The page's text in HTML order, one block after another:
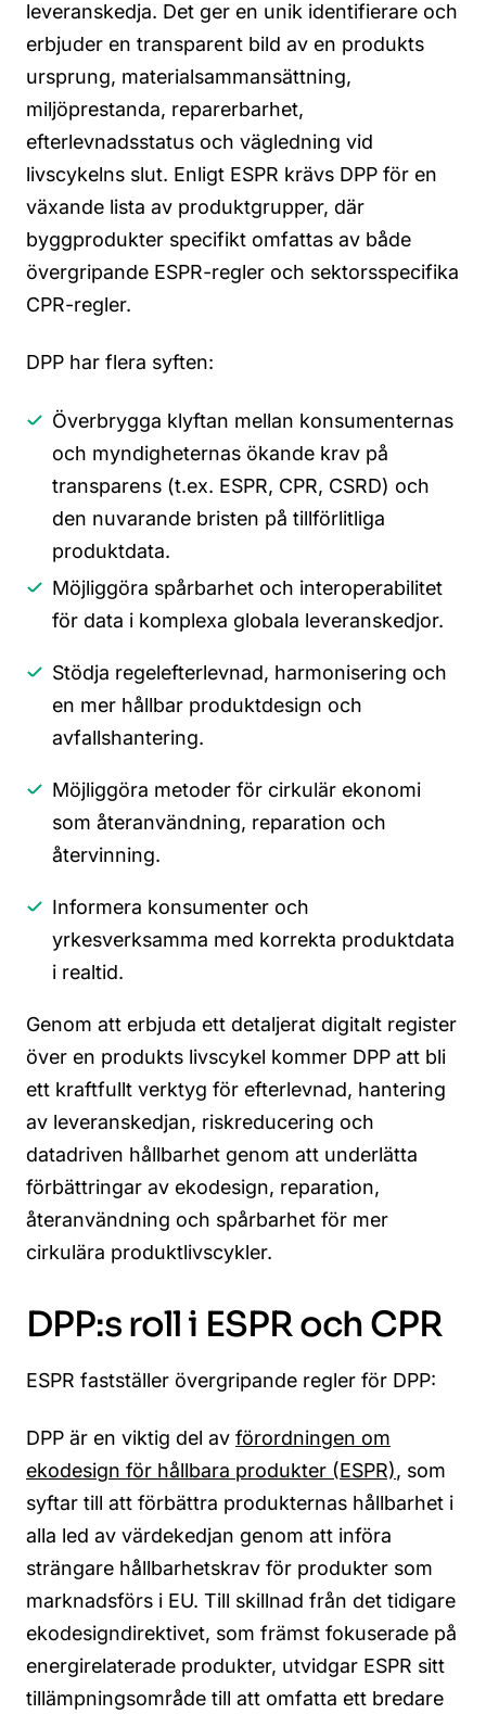
leveranskedja. Det ger en unik identifierare och
erbjuder en transparent bild av en produkts
ursprung, materialsammansättning,
miljöprestanda, reparerbarhet,
efterlevnadsstatus och vägledning vid
livscykelns slut. Enligt ESPR krävs DPP för en
växande lista av produktgrupper, där
byggprodukter specifikt omfattas av både
övergripande ESPR-regler och sektorsspecifika
CPR-regler.
DPP har flera syften:
Överbrygga klyftan mellan konsumenternas
och myndigheternas ökande krav på
transparens (t.ex. ESPR, CPR, CSRD) och
den nuvarande bristen på tillförlitliga
produktdata.
Möjliggöra spårbarhet och interoperabilitet
för data i komplexa globala leveranskedjor.
Stödja regelefterlevnad, harmonisering och
en mer hållbar produktdesign och
avfallshantering.
Möjliggöra metoder för cirkulär ekonomi
som återanvändning, reparation och
återvinning.
Informera konsumenter och
yrkesverksamma med korrekta produktdata
i realtid.
Genom att erbjuda ett detaljerat digitalt register
över en produkts livscykel kommer DPP att bli
ett kraftfullt verktyg för efterlevnad, hantering
av leveranskedjan, riskreducering och
datadriven hållbarhet genom att underlätta
förbättringar av ekodesign, reparation,
återanvändning och spårbarhet för mer
cirkulära produktlivscykler.
DPP:s roll i ESPR och CPR
ESPR fastställer övergripande regler för DPP:
DPP är en viktig del av förordningen om
ekodesign för hållbara produkter (ESPR), som
syftar till att förbättra produkternas hållbarhet i
alla led av värdekedjan genom att införa
strängare hållbarhetskrav för produkter som
marknadsförs i EU. Till skillnad från det tidigare
ekodesigndirektivet, som främst fokuserade på
energirelaterade produkter, utvidgar ESPR sitt
tillämpningsområde till att omfatta ett bredare